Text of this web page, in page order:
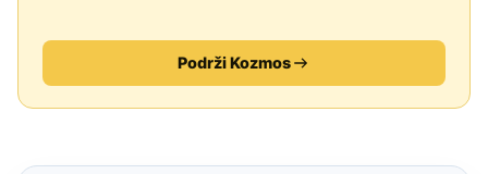
Podrži Kozmos